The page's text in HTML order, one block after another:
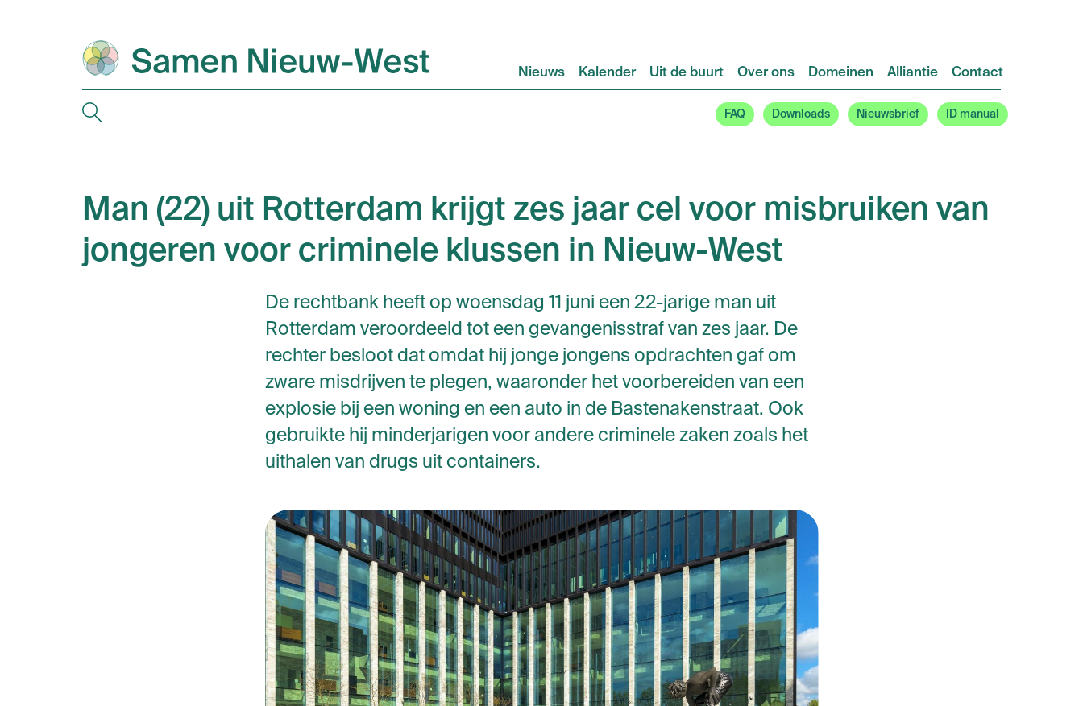
Nieuws Kalender Uit de buurt Over ons Domeinen Alliantie Contact
FAQ Downloads Nieuwsbrief ID manual
Man (22) uit Rotterdam krijgt zes jaar cel voor misbruiken van
jongeren voor criminele klussen in Nieuw-West
De rechtbank heeft op woensdag 11 juni een 22-jarige man uit
Rotterdam veroordeeld tot een gevangenisstraf van zes jaar. De
rechter besloot dat omdat hij jonge jongens opdrachten gaf om
zware misdrijven te plegen, waaronder het voorbereiden van een
explosie bij een woning en een auto in de Bastenakenstraat. Ook
gebruikte hij minderjarigen voor andere criminele zaken zoals het
uithalen van drugs uit containers.